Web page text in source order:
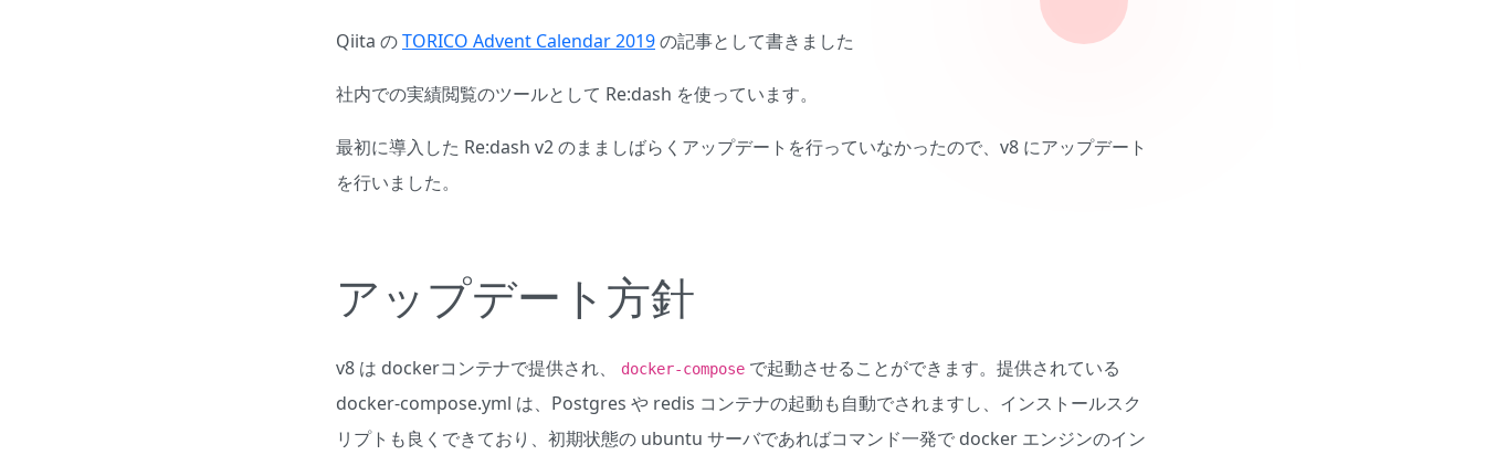
Qiita のTORICO Advent Calendar 2019の記事として書きました
社内での実績閲覧のツールとして Re:dash を使っています。
最初に導入した Re:dash v2 のまましばらくアップデートを行っていなかったので、v8 にアップデート
を行いました。
アップデート方針
v8 は dockerコンテナで提供され、 docker-compose で起動させることができます。提供されている
docker-compose.yml は、Postgres や redis コンテナの起動も自動でされますし、インストールスク
リプトも良くできており、初期状態の ubuntu サーバであればコマンド一発で docker エンジンのイン